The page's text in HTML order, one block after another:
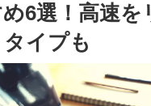
6選！高速を
イプも